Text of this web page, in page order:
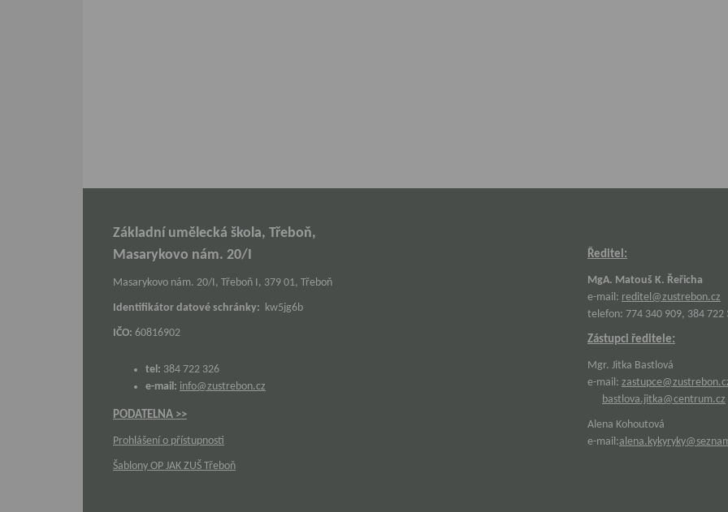
Základní umělecká škola, Třeboň,
Masarykovo nám. 20/I
Masarykovo nám. 20/I, Třeboň I, 379 01, Třeboň
Identifikátor datové schránky: kw5jg6b
IČO: 60816902
tel: 384 722 326
e-mail: info@zustrebon.cz
PODATELNA >>
Prohlášení o přístupnosti
Šablony OP JAK ZUŠ Třeboň
Ředitel:
MgA. Matouš K. Řeřicha
e-mail: reditel@zustrebon.cz
telefon: 774 340 909, 384 722
Zástupci ředitele:
Mgr. Jitka Bastlová
e-mail:
bastlova.jitka@centrum.cz
Alena Kohoutová
e-mail: